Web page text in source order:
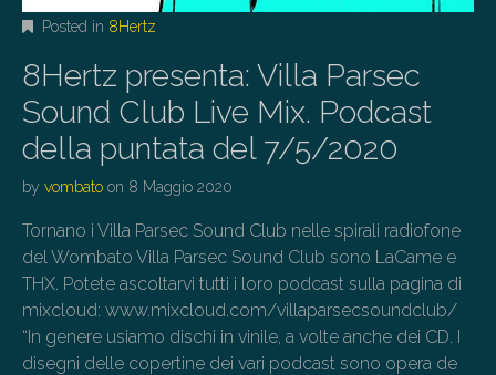
Posted in 8Hertz
8Hertz presenta: Villa Parsec
Sound Club Live Mix. Podcast
della puntata del 7/5/2020
by vombato on 8 Maggio 2020
Tornano i Villa Parsec Sound Club nelle spirali radiofone
del Wombato Villa Parsec Sound Club sono LaCame e
THX. Potete ascoltarvi tutti i loro podcast sulla pagina di
mixcloud: www.mixcloud.com/villaparsecsoundclub/
“In genere usiamo dischi in vinile, a volte anche dei CD. I
disegni delle copertine dei vari podcast sono opera de